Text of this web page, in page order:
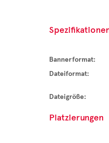
Bannerformat:
Dateiformat:
Dateigröße:
Platzierungen